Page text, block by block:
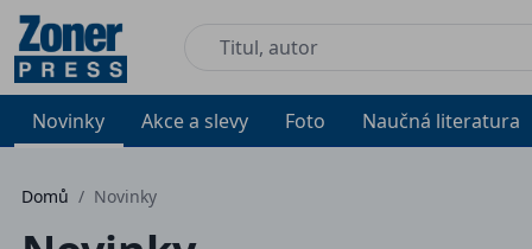
Novinky Akce a slevy Foto Naučná literatura
Domů / Novinky